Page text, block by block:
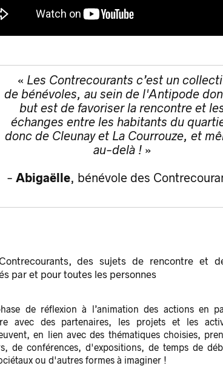
« Les Contrecourants c’est un
de bénévoles, au sein de l'Antipode
but est de favoriser la rencontre et
échanges​ entre les habitants du
donc de Cleunay et La Courrouze, et
au-delà ! »
- Abigaëlle, bénévole des
des sujets de rencontre et
par et pour toutes les personnes
de réflexion à l’animation des actions en
avec des partenaires, les projets et les
en lien avec des thématiques choisies,
de conférences, d'expositions, de temps de
ou d'autres formes à imaginer !